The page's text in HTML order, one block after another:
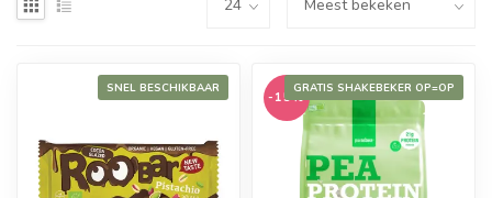
SNEL BESCHIKBAAR GRATIS SHAKEBEKER OP=OP
-15%